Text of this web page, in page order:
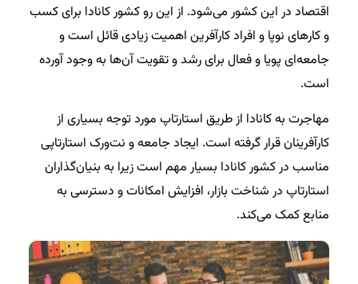
اقتصاد در این کشور می‌شود. از این رو کشور کانادا برای کسب
و کارهای نوپا و افراد کارآفرین اهمیت زیادی قائل است و
جامعه‌ای پویا و فعال برای رشد و تقویت آن‌ها به وجود آورده
است.
مهاجرت به کانادا از طریق استارتاپ مورد توجه بسیاری از
کارآفرینان قرار گرفته است. ایجاد جامعه و نت‌ورک استارتاپی
مناسب در کشور کانادا بسیار مهم است زیرا به بنیان‌گذاران
استارتاپ در شناخت بازار، افزایش امکانات و دسترسی به
منابع کمک می‌کند.